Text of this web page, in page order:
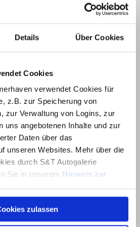
Details Über Cookies
Cookies
verwendet Cookies für
z.B. zur Speicherung von
zur Verwaltung von Logins, zur
uns angebotenen Inhalte und zur
Daten über das
unseren Websites. Mehr über die
durch S&T Autogalerie
Sie in unserem Hinweis zur
Sie auswählen, welche
Sie akzeptieren möchten.
zulassen